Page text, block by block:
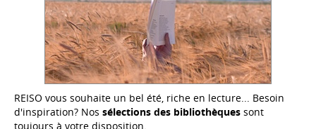
REISO vous souhaite un bel été, riche en lecture... Besoin
d'inspiration? Nos sélections des bibliothèques sont
toujours à votre disposition.